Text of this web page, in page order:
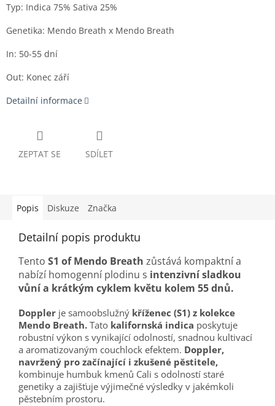
Typ: Indica 75% Sativa 25%
Genetika: Mendo Breath x Mendo Breath
In: 50-55 dní
Out: Konec září
Detailní informace
ZEPTAT SE SDÍLET
Popis Diskuze Značka
Detailní popis produktu
Tento S1 of Mendo Breath zůstává kompaktní a
nabízí homogenní plodinu s intenzivní sladkou
vůní a krátkým cyklem květu kolem 55 dnů.
Doppler je samoobslužný kříženec (S1) z kolekce
Mendo Breath. Tato kalifornská indica poskytuje
robustní výkon s vynikající odolností, snadnou kultivací
a aromatizovaným couchlock efektem. Doppler,
navržený pro začínající i zkušené pěstitele,
kombinuje humbuk kmenů Cali s odolností staré
genetiky a zajišťuje výjimečné výsledky v jakémkoli
pěstebním prostoru.